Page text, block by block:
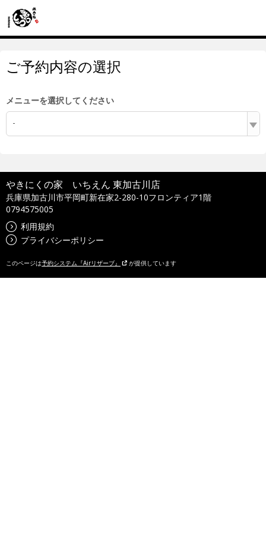
ご予約内容の選択
メニューを選択してください
-
やきにくの家 いちえん 東加古川店
兵庫県加古川市平岡町新在家2-280-10フロンティア1階
0794575005
利用規約
プライバシーポリシー
このページは予約システム『Airリザーブ』 が提供しています